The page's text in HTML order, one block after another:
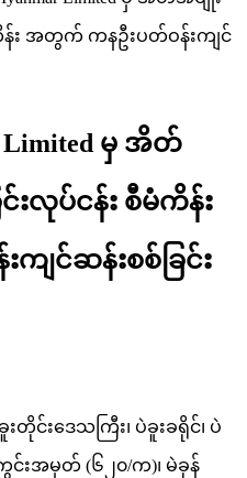
း အတွက် ကနဦးပတ်ဝန်းကျင်
Limited မှ အိတ်
းလုပ်ငန်း စီမံကိန်း
ျင်ဆန်းစစ်ခြင်း
ခူးတိုင်းဒေသကြီး၊ ပဲခူးခရိုင်၊ ပဲ
င်းအမှတ် (၆၂၀/က)၊ မဲခုန်